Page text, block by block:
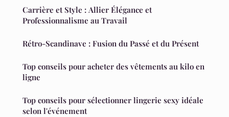
Carrière et Style : Allier Élégance et
Professionnalisme au Travail
Rétro-Scandinave : Fusion du Passé et du Présent
Top conseils pour acheter des vêtements au kilo en
ligne
Top conseils pour sélectionner lingerie sexy idéale
selon l'événement